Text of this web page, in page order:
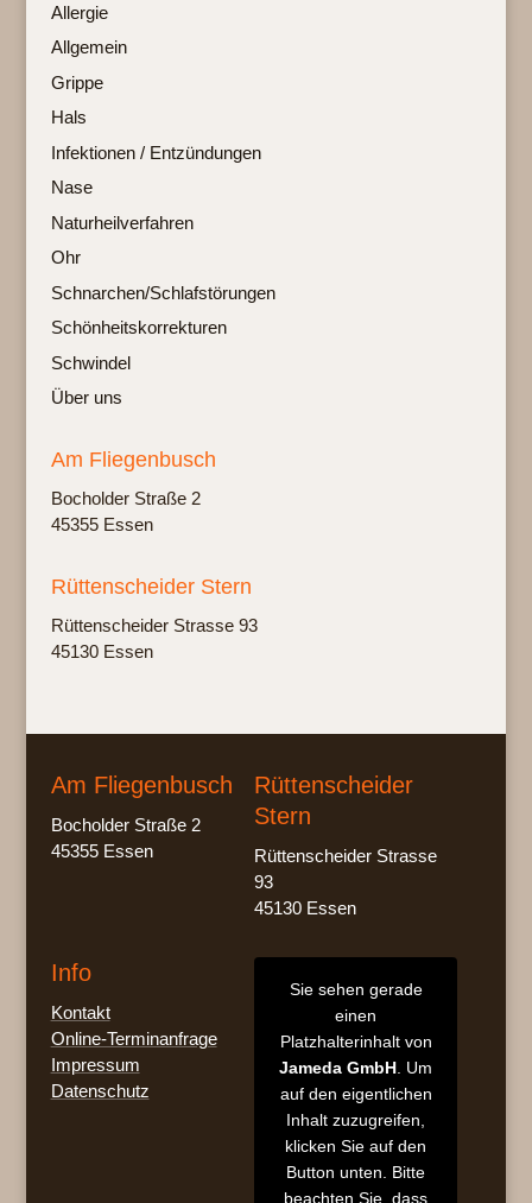
Allergie
Allgemein
Grippe
Hals
Infektionen / Entzündungen
Nase
Naturheilverfahren
Ohr
Schnarchen/Schlafstörungen
Schönheitskorrekturen
Schwindel
Über uns
Am Fliegenbusch
Bochol­der Stra­ße 2
45355 Essen
Rüttenscheider Stern
Rüt­ten­schei­der Stras­se 93
45130 Essen
Am Fliegenbusch
Bocholder Straße 2
45355 Essen
Rüttenscheider
Stern
Rüttenscheider Strasse
93
45130 Essen
Info
Kontakt
Online-Terminanfrage
Impressum
Datenschutz
Sie sehen gerade
einen
Platzhalterinhalt von
Jameda GmbH . Um
auf den eigentlichen
Inhalt zuzugreifen,
klicken Sie auf den
Button unten. Bitte
beachten Sie, dass